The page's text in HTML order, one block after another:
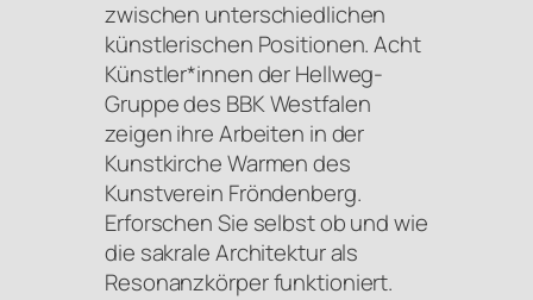
zwischen unterschiedlichen
künstlerischen Positionen. Acht
Künstler*innen der Hellweg-
Gruppe des BBK Westfalen
zeigen ihre Arbeiten in der
Kunstkirche Warmen des
Kunstverein Fröndenberg.
Erforschen Sie selbst ob und wie
die sakrale Architektur als
Resonanzkörper funktioniert.